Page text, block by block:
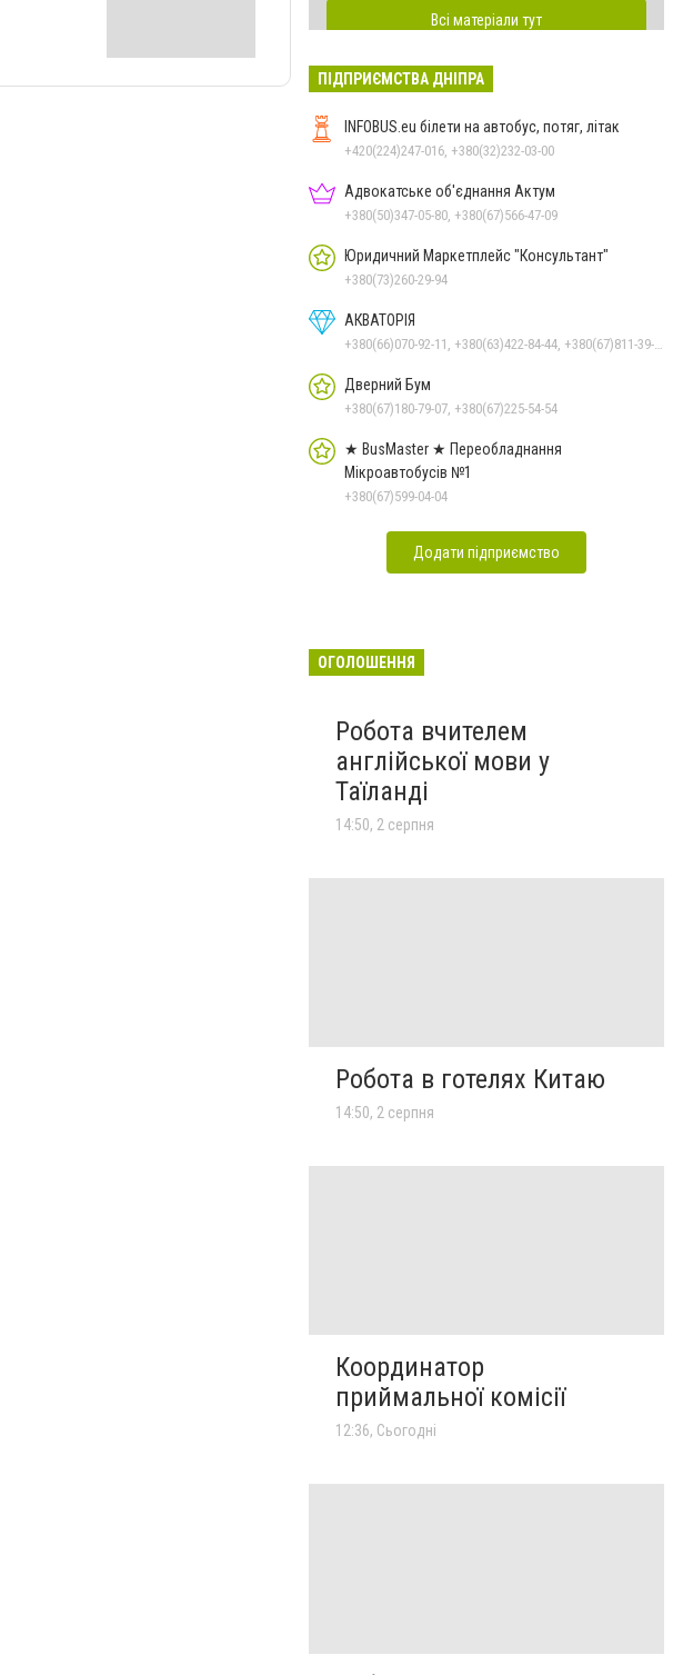
Всі матеріали тут
ПІДПРИЄМСТВА ДНІПРА
INFOBUS.eu білети на автобус, потяг, літак
+420(224)247-016, +380(32)232-03-00
Адвокатське об'єднання Актум
+380(50)347-05-80, +380(67)566-47-09
Юридичний Маркетплейс "Консультант"
+380(73)260-29-94
АКВАТОРІЯ
Дверний Бум
+380(67)180-79-07, +380(67)225-54-54
★ BusMaster ★ Переобладнання
Мікроавтобусів №1
+380(67)599-04-04
Додати підприємство
ОГОЛОШЕННЯ
Робота вчителем
англійської мови у
Таїланді
14:50, 2 серпня
Робота в готелях Китаю
14:50, 2 серпня
Координатор
приймальної комісії
12:36, Сьогодні